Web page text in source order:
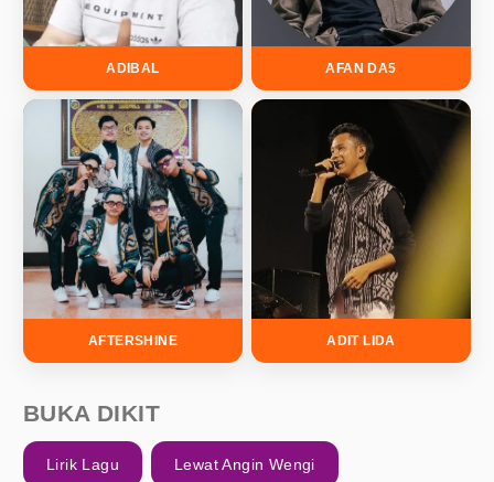
ADIBAL AFAN DA5
AFTERSHINE ADIT LIDA
BUKA DIKIT
Lirik Lagu Lewat Angin Wengi